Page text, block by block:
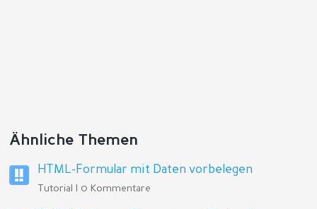
Ähnliche Themen
HTML-Formular mit Daten vorbelegen
Tutorial | 0 Kommentare